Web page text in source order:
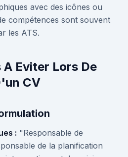
avec des icônes ou
compétences sont souvent
les ATS.
A Eviter Lors De
CV
: "Responsable de
de la planification